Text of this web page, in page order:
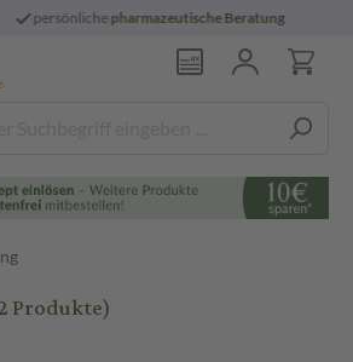
pharmazeutische Beratung
Produkte)